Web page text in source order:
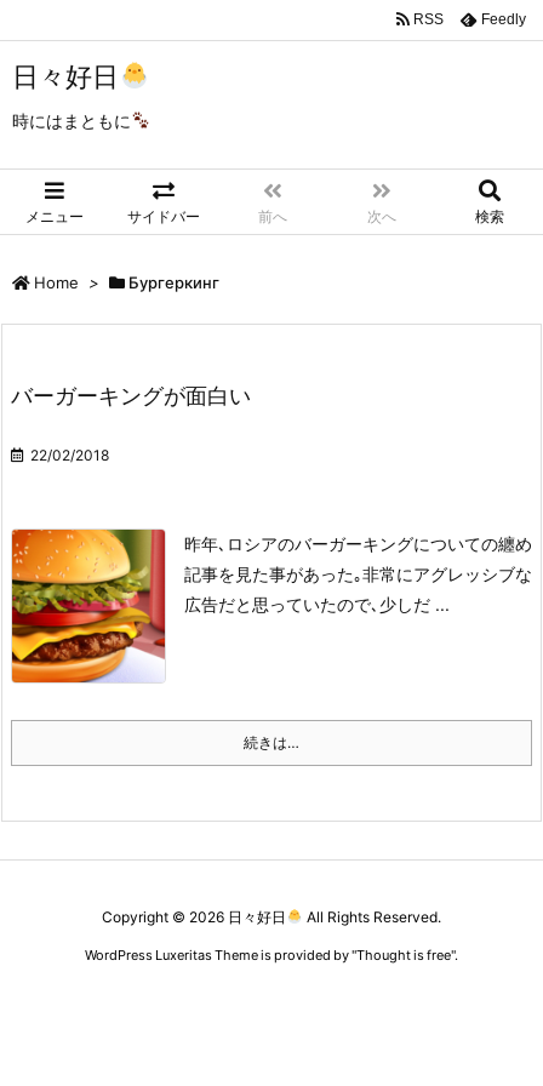
日々好日
時にはまともに
メニュー サイドバー 前へ 次へ 検索
RSS Feedly
Home > Бургеркинг
バーガーキングが面白い
22/02/2018
昨年､ロシアのバーガーキングについての纏め
記事を見た事があった｡非常にアグレッシブな
広告だと思っていたので､少しだ ...
続きは…
Copyright © 2026 日々好日 All Rights Reserved.
WordPress Luxeritas Theme is provided by "Thought is free".